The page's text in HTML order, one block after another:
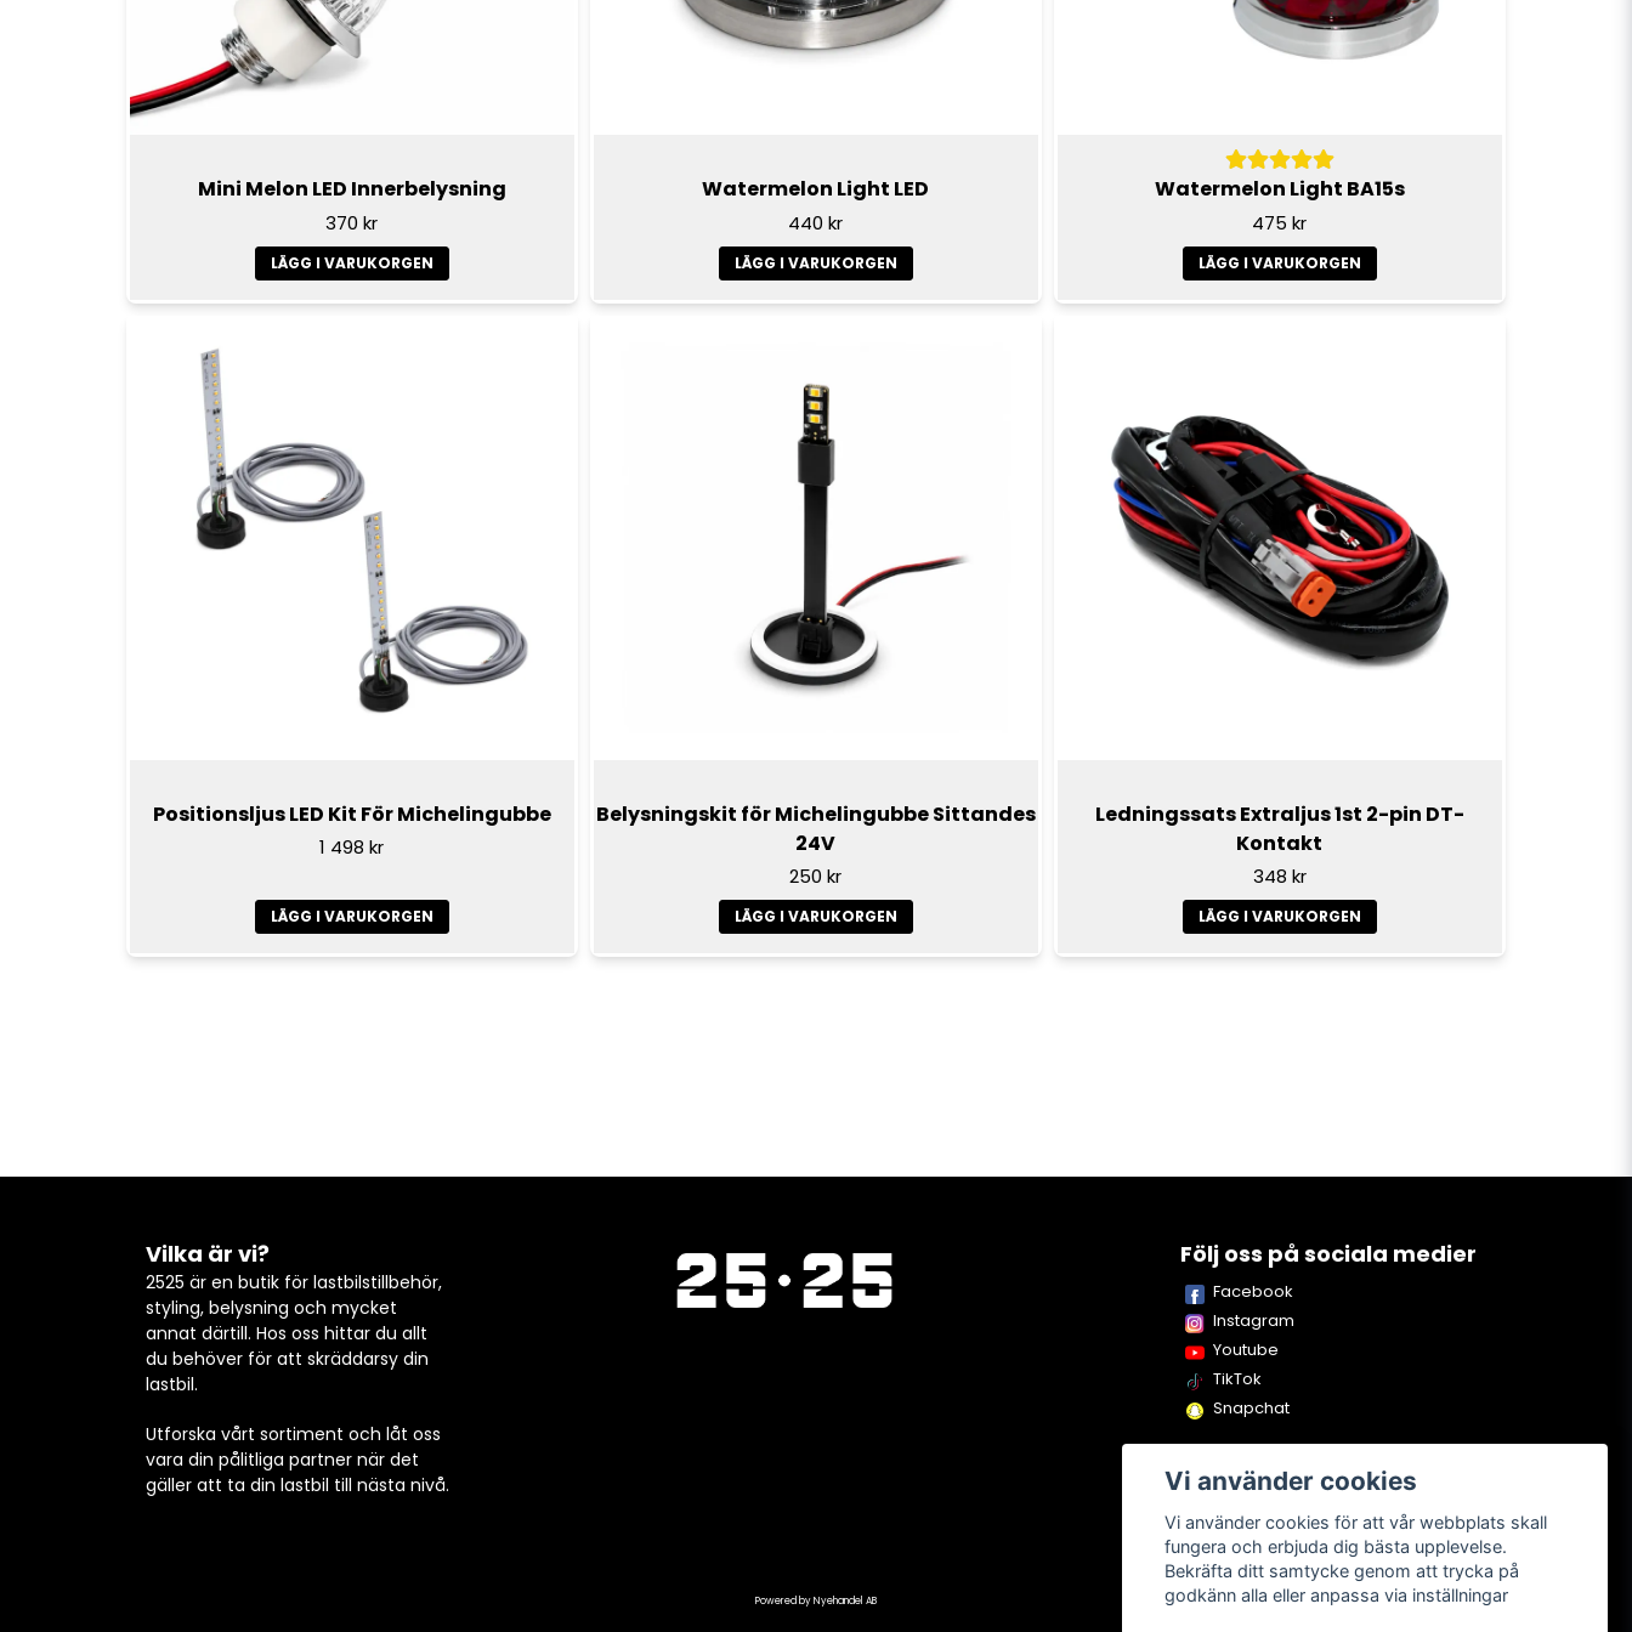
Mini Melon LED Innerbelysning
370 kr
LÄGG I VARUKORGEN
Watermelon Light LED
440 kr
LÄGG I VARUKORGEN
Watermelon Light BA15s
475 kr
LÄGG I VARUKORGEN
Positionsljus LED Kit För Michelingubbe
1 498 kr
LÄGG I VARUKORGEN
Belysningskit för Michelingubbe Sittandes
24V
250 kr
LÄGG I VARUKORGEN
Ledningssats Extraljus 1st 2-pin DT-
Kontakt
348 kr
LÄGG I VARUKORGEN
Vilka är vi?
2525 är en butik för lastbilstillbehör,
styling, belysning och mycket
annat därtill. Hos oss hittar du allt
du behöver för att skräddarsy din
lastbil.
Utforska vårt sortiment och låt oss
vara din pålitliga partner när det
gäller att ta din lastbil till nästa nivå.
Följ oss på sociala medier
Facebook
Instagram
Youtube
TikTok
Snapchat
Powered by Nyehandel AB
Vi använder cookies
Vi använder cookies för att vår webbplats skall
fungera och erbjuda dig bästa upplevelse.
Bekräfta ditt samtycke genom att trycka på
godkänn alla eller anpassa via inställningar